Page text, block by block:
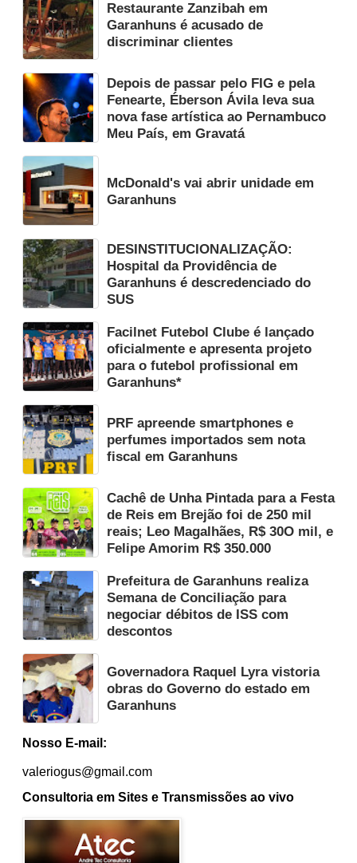
Restaurante Zanzibah em
Garanhuns é acusado de
discriminar clientes
Depois de passar pelo FIG e pela
Fenearte, Éberson Ávila leva sua
nova fase artística ao Pernambuco
Meu País, em Gravatá
McDonald's vai abrir unidade em
Garanhuns
DESINSTITUCIONALIZAÇÃO:
Hospital da Providência de
Garanhuns é descredenciado do
SUS
Facilnet Futebol Clube é lançado
oficialmente e apresenta projeto
para o futebol profissional em
Garanhuns*
PRF apreende smartphones e
perfumes importados sem nota
fiscal em Garanhuns
Cachê de Unha Pintada para a Festa
de Reis em Brejão foi de 250 mil
reais; Leo Magalhães, R$ 30O mil, e
Felipe Amorim R$ 350.000
Prefeitura de Garanhuns realiza
Semana de Conciliação para
negociar débitos de ISS com
descontos
Governadora Raquel Lyra vistoria
obras do Governo do estado em
Garanhuns
Nosso E-mail:
valeriogus@gmail.com
Consultoria em Sites e Transmissões ao vivo